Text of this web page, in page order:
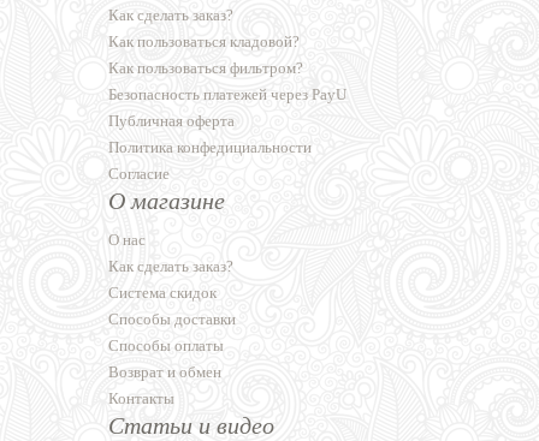
Как сделать заказ?
Как пользоваться кладовой?
Как пользоваться фильтром?
Безопасность платежей через PayU
Публичная оферта
Политика конфедициальности
Согласие
О магазине
О нас
Как сделать заказ?
Система скидок
Способы доставки
Способы оплаты
Возврат и обмен
Контакты
Статьи и видео